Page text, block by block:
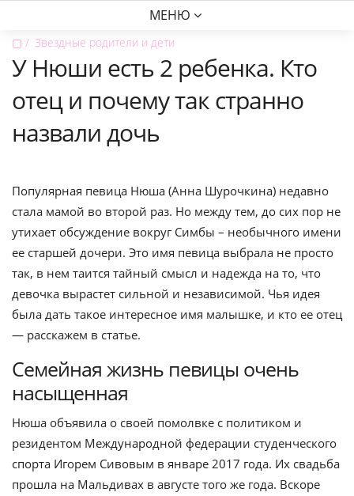
МЕНЮ
▢ Звездные родители и дети
У Нюши есть 2 ребенка. Кто
отец и почему так странно
назвали дочь
Популярная певица Нюша (Анна Шурочкина) недавно
стала мамой во второй раз. Но между тем, до сих пор не
утихает обсуждение вокруг Симбы – необычного имени
ее старшей дочери. Это имя певица выбрала не просто
так, в нем таится тайный смысл и надежда на то, что
девочка вырастет сильной и независимой. Чья идея
была дать такое интересное имя малышке, и кто ее отец
— расскажем в статье.
Семейная жизнь певицы очень
насыщенная
Нюша объявила о своей помолвке с политиком и
резидентом Международной федерации студенческого
спорта Игорем Сивовым в январе 2017 года. Их свадьба
прошла на Мальдивах в августе того же года. Вскоре